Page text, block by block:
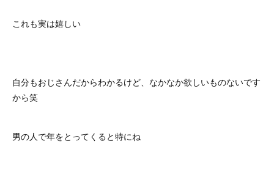
これも実は嬉しい
自分もおじさんだからわかるけど、なかなか欲しいものないです
から笑
男の人で年をとってくると特にね